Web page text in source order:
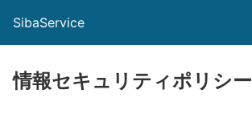
SibaService
情報セキュリティポリシー